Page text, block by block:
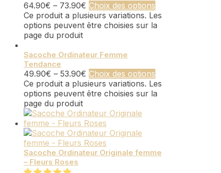
64.90€ – 73.90€ Choix des options
Ce produit a plusieurs variations. Les
options peuvent être choisies sur la
page du produit
Sacoche Ordinateur Femme
Tendance
49.90€ – 53.90€ Choix des options
Ce produit a plusieurs variations. Les
options peuvent être choisies sur la
page du produit
Sacoche Ordinateur Originale femme
– Fleurs Roses